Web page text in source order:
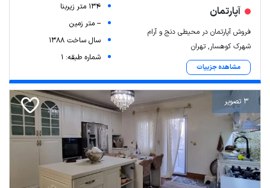
آپارتمان
فروش آپارتمان در محیطی دنج و آرام
شهرک کوهسار, تهران
مشاهده جزییات
134 متر زیربنا
-- متر زمین
سال ساخت 1388
شماره طبقه: 1
3 تصویر